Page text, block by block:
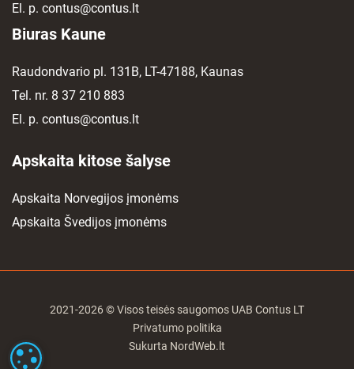
El. p. contus@contus.lt
Biuras Kaune
Raudondvario pl. 131B, LT-47188, Kaunas
Tel. nr. 8 37 210 883
El. p. contus@contus.lt
Apskaita kitose šalyse
Apskaita Norvegijos įmonėms
Apskaita Švedijos įmonėms
2021-2026 © Visos teisės saugomos UAB Contus LT
Privatumo politika
Sukurta NordWeb.lt